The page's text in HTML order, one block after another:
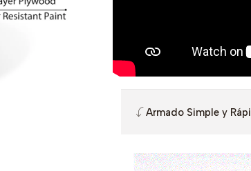
Armado Simple y